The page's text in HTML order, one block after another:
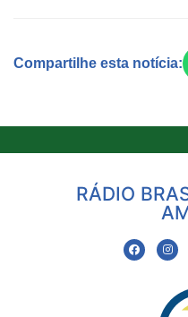
Compartilhe esta notícia:
RÁDIO